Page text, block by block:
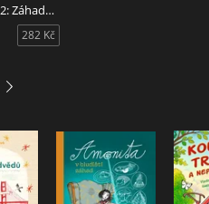
Kopačky 2: Záhada siedmich gólov do vlastnej brány
282 Kč